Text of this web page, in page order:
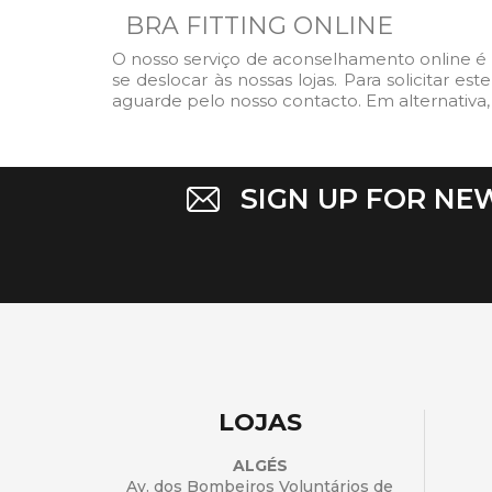
BRA FITTING ONLINE
O nosso serviço de aconselhamento online
se deslocar às nossas lojas. Para solicitar
aguarde pelo nosso contacto. Em
SIGN UP FOR
LOJAS
ALGÉS
Av. dos Bombeiros Voluntários de